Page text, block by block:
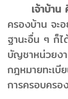
เจ้าบ้าน
ครองบ้าน จะ
ฐานะอื่น ๆ ก็ไ
บัญชาหน่วยง
กฎหมายทะเบี
การครอบคร